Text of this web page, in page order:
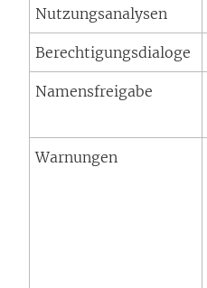
Nutzungsanalysen
Berechtigungsdialoge
Namensfreigabe
Warnungen